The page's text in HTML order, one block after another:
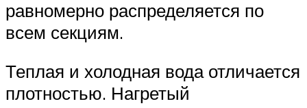
равномерно распределяется по
всем секциям.
Теплая и холодная вода отличается
плотностью. Нагретый